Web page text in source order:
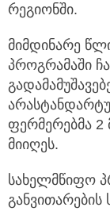
რეგიონში.
მიმდინარე
პროგრამაში
ფერმერებმა
მიიღეს.
სახელმწიფო